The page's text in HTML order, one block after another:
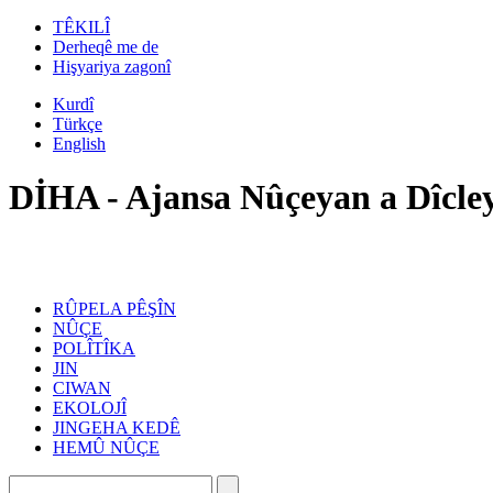
TÊKILÎ
Derheqê me de
Hişyariya zagonî
Kurdî
Türkçe
English
DİHA - Ajansa Nûçeyan a
RÛPELA PÊŞÎN
NÛÇE
POLÎTÎKA
JIN
CIWAN
EKOLOJÎ
JINGEHA KEDÊ
HEMÛ NÛÇE